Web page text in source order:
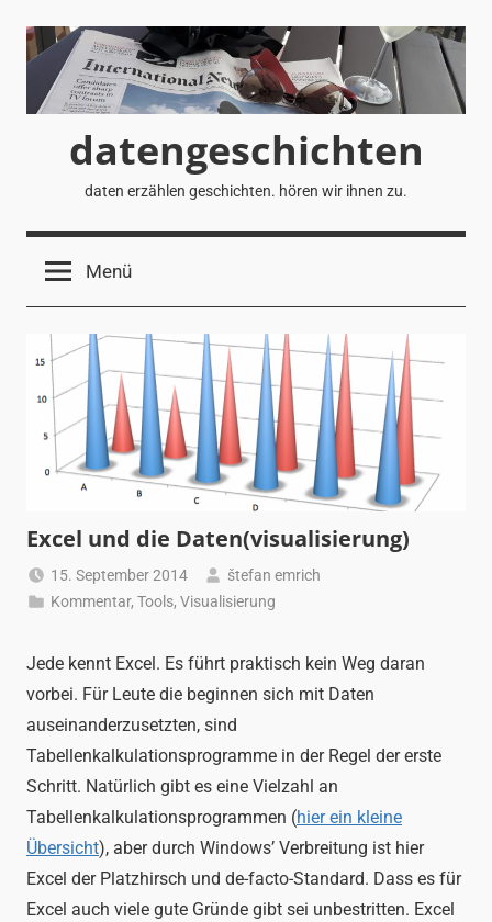
Inhalt
springen
datengeschichten
daten erzählen geschichten. hören wir ihnen zu.
Menü
Excel und die Daten(visualisierung)
15. September 2014
štefan emrich
Kommentar,Tools,Visualisierung
Jede kennt Excel. Es führt praktisch kein Weg daran
vorbei. Für Leute die beginnen sich mit Daten
auseinanderzusetzten, sind
Tabellenkalkulationsprogramme in der Regel der erste
Schritt. Natürlich gibt es eine Vielzahl an
Tabellenkalkulationsprogrammen (hier ein kleine
Übersicht), aber durch Windows’ Verbreitung ist hier
Excel der Platzhirsch und de-facto-Standard. Dass es für
Excel auch viele gute Gründe gibt sei unbestritten. Excel